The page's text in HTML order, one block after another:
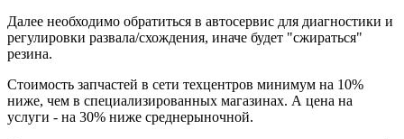
Далее необходимо обратиться в автосервис для диагностики и
регулировки развала/схождения, иначе будет "сжираться"
резина.
Стоимость запчастей в сети техцентров минимум на 10%
ниже, чем в специализированных магазинах. А цена на
услуги - на 30% ниже среднерыночной.